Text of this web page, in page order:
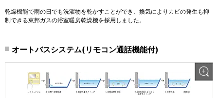
乾燥機能で雨の日でも洗濯物を乾かすことができ、換気によりカビの発生も抑
制できる東邦ガスの浴室暖房乾燥機を採用しました。
オートバスシステム(リモコン通話機能付)